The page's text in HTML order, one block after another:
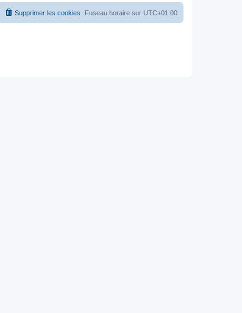
Fuseau horaire sur UTC+01:00
Supprimer les cookies